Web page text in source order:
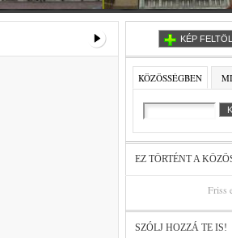
KÉP
KÖZÖSSÉGBEN
EZ TÖRTÉNT A
Friss
SZÓLJ HOZZÁ TE IS!